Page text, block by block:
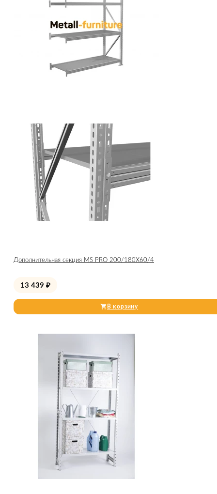
Дополнительная секция MS PRO 200/180X60/4
13 439 ₽
В корзину